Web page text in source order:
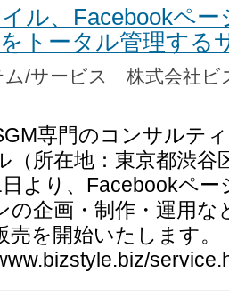
ル、Facebookペ
トータル管理する
ム/サービス 株式会社
専門のコンサルテ
（所在地：東京都渋谷
より、Facebookペ
の企画・制作・運用
売を開始いたします